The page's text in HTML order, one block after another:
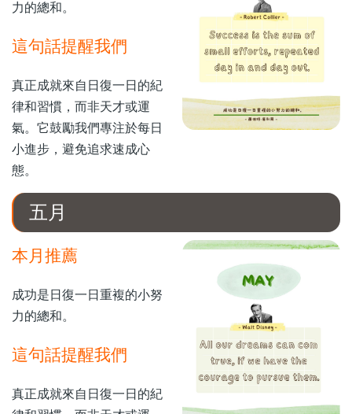
力的總和。
這句話提醒我們
真正成就來自日復一日的紀
律和習慣，而非天才或運
氣。它鼓勵我們專注於每日
小進步，避免追求速成心
態。
五月
本月推薦
成功是日復一日重複的小努
力的總和。
這句話提醒我們
真正成就來自日復一日的紀